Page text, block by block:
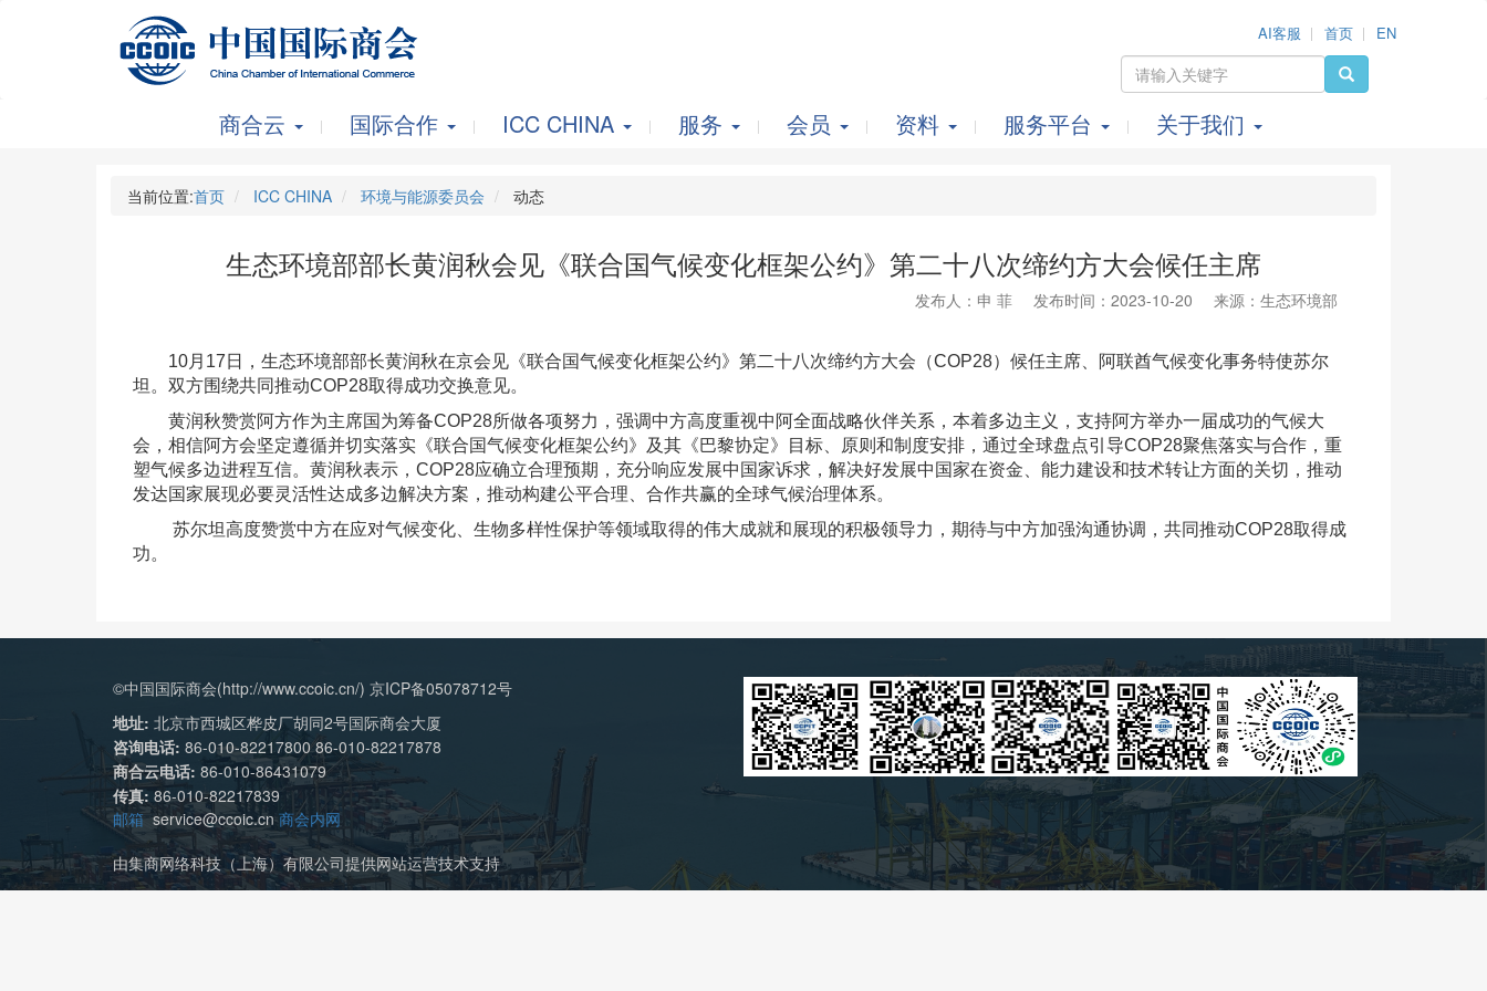
AI客服 首页 EN
商合云 国际合作 ICC CHINA 服务 会员 资料 服务平台 关于我们
当前位置:首页 ICC CHINA 环境与能源委员会 动态
生态环境部部长黄润秋会见《联合国气候变化框架公约》第二十八次缔约方大会候任主席
发布人：申 菲 发布时间：2023-10-20 来源：生态环境部
10月17日，生态环境部部长黄润秋在京会见《联合国气候变化框架公约》第二十八次缔约方大会（COP28）候任主席、阿联酋气候变化事务特使苏尔
坦。双方围绕共同推动COP28取得成功交换意见。
黄润秋赞赏阿方作为主席国为筹备COP28所做各项努力，强调中方高度重视中阿全面战略伙伴关系，本着多边主义，支持阿方举办一届成功的气候大
会，相信阿方会坚定遵循并切实落实《联合国气候变化框架公约》及其《巴黎协定》目标、原则和制度安排，通过全球盘点引导COP28聚焦落实与合作，重
塑气候多边进程互信。黄润秋表示，COP28应确立合理预期，充分响应发展中国家诉求，解决好发展中国家在资金、能力建设和技术转让方面的关切，推动
发达国家展现必要灵活性达成多边解决方案，推动构建公平合理、合作共赢的全球气候治理体系。
苏尔坦高度赞赏中方在应对气候变化、生物多样性保护等领域取得的伟大成就和展现的积极领导力，期待与中方加强沟通协调，共同推动COP28取得成
功。
©中国国际商会(http://www.ccoic.cn/) 京ICP备05078712号
地址: 北京市西城区桦皮厂胡同2号国际商会大厦
咨询电话: 86-010-82217800 86-010-82217878
商合云电话: 86-010-86431079
传真: 86-010-82217839
邮箱 service@ccoic.cn商会内网
由集商网络科技（上海）有限公司提供网站运营技术支持